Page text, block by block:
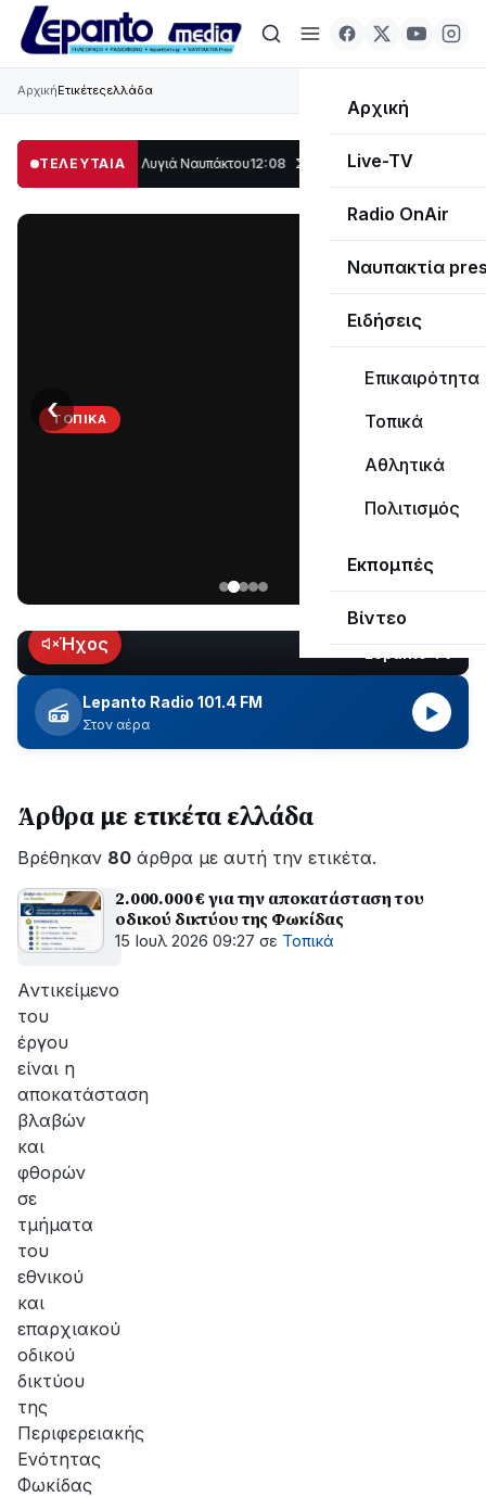
Αρχική
Live-TV
Radio OnAir
Ναυπακτία
Ειδήσεις
Επικαιρότητα
Τοπικά
Αθλητικά
Πολιτισμός
Εκπομπές
Βίντεο
ΑρχικήΕτικέτεςελλάδα
ΤΕΛΕΥΤΑΙΑ
μέρος στο Λυγιά Ναυπάκτου12:08 Σε τροχιά υλοποίησης η Παράκαμψη
ΤΟΠΙΚΆ
Ναυπάκτου
εδώ
και
περίπου
δύο
ώρες
εξέλιξη
οι
εργασίες
ΔΕΔΔΗΕ
για
την
της
βλάβης
‹
LIVEΉχος
Lepanto Radio 101.4 FM
Στον αέρα
▶
Άρθρα με ετικέτα ελλάδα
Βρέθηκαν 80 άρθρα με αυτή την ετικέτα.
2.000.000 € για την αποκατάσταση του
οδικού δικτύου της Φωκίδας
15 Ιουλ 2026 09:27 σε Τοπικά
Aντικείμενο
του
έργου
είναι η
αποκατάσταση
βλαβών
και
φθορών
σε
τμήματα
του
εθνικού
και
επαρχιακού
οδικού
δικτύου
της
Περιφερειακής
Ενότητας
Φωκίδας